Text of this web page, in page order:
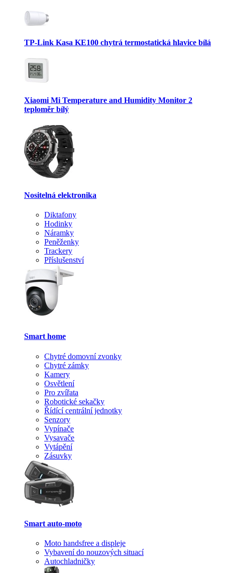
TP-Link Kasa KE100 chytrá termostatická hlavice bílá
Xiaomi Mi Temperature and Humidity Monitor 2
teploměr bílý
Nositelná elektronika
Diktafony
Hodinky
Náramky
Peněženky
Trackery
Příslušenství
Smart home
Chytré domovní zvonky
Chytré zámky
Kamery
Osvětlení
Pro zvířata
Robotické sekačky
Řídící centrální jednotky
Senzory
Vypínače
Vysavače
Vytápění
Zásuvky
Smart auto-moto
Moto handsfree a displeje
Vybavení do nouzových situací
Autochladničky